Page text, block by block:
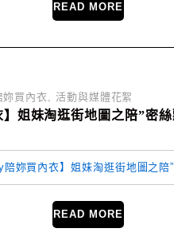
READ MORE
買內衣 , 活動與媒體花絮
】姐妹淘逛街地圖之陪”密
READ MORE